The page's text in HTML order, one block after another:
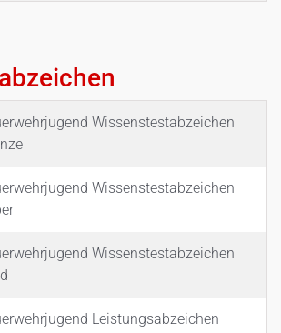
Wissenstestabzeichen
Wissenstestabzeichen
Wissenstestabzeichen
Leistungsabzeichen